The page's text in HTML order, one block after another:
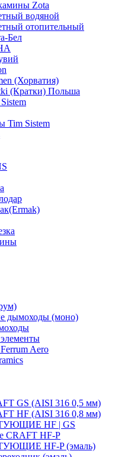
Zota
водяной
отопительный
Бел
(Хорватия)
(Кратки) Польша
Tim Sistem
дымоходы (моно)
Aero
GS (AISI 316 0,5 мм)
HF (AISI 316 0,8 мм)
HF | GS
CRAFT HF-P
HF-P (эмаль)